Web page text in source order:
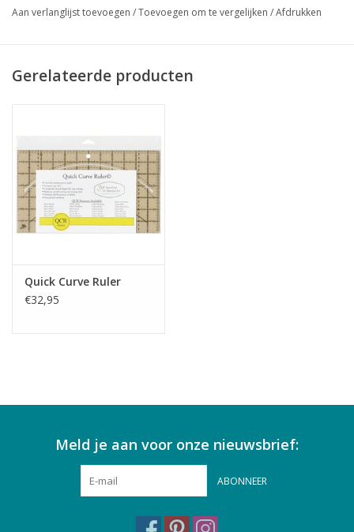
172 x 218 cm)
Quick Curve Ruler is niet inbegrepen.
Aan verlanglijst toevoegen /Toevoegen om te vergelijken /Afdrukken
Gerelateerde producten
Quick Curve Ruler
€32,95
Meld je aan voor onze nieuwsbrief:
ABONNEER